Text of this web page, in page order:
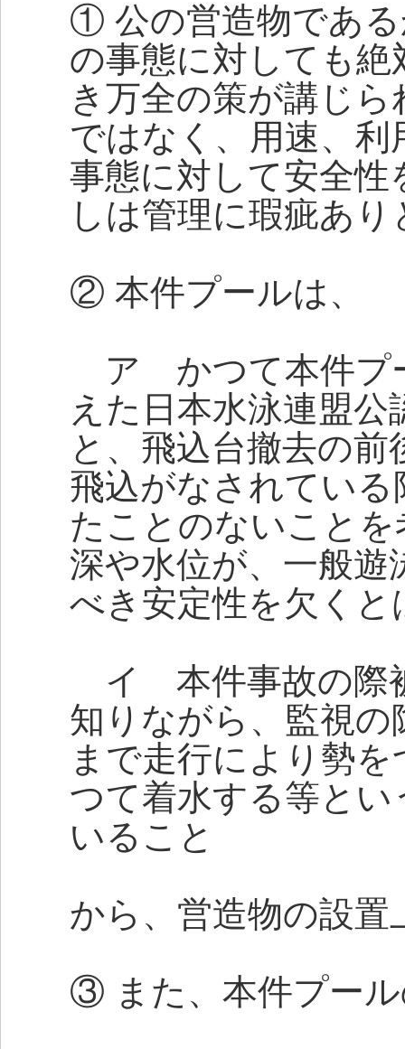
① 公の営造物であ
の事態に対しても
き万全の策が講じ
ではなく、用速、
事態に対して安全
しは管理に瑕疵あ
② 本件プールは、
ア かつて本件プ
えた日本水泳連盟
と、飛込台撤去の
飛込がなされてい
たことのないこと
深や水位が、一般
べき安定性を欠く
イ 本件事故の際
知りながら、監視
まで走行により勢
つて着水する等と
いること
から、営造物の設
③ また、本件プー